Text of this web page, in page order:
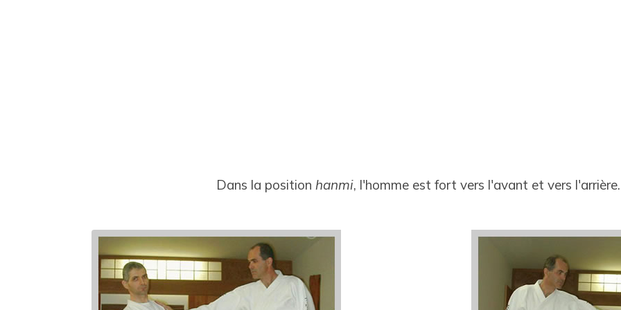
Dans la position hanmi, l'homme est fort vers l'avant et vers